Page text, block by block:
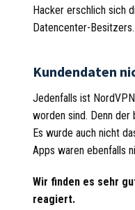
Hacker erschlich sich
Datencenter-
Kundendaten
Jedenfalls ist
worden sind. Denn
Es wurde auch nicht
Apps waren ebenfalls
Wir finden es sehr
reagiert.